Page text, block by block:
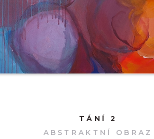
TÁNÍ 2
ABSTRAKTNÍ OBRAZ